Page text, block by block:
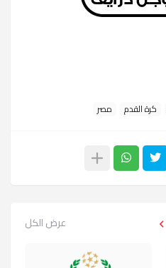
كرة القدم مصر
عرض الكل